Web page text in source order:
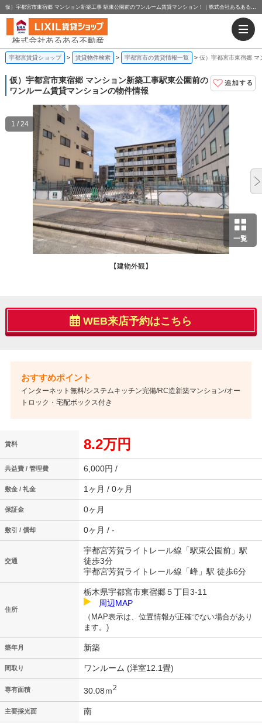
仮）宇都宮市東宿郷 マンション新築工事 駅東公園前のワンルーム賃貸マンション！｜株式会社あるある不動産
宇都宮賃貸ショップ 賃貸物件検索 宇都宮市の賃貸情報一覧 仮）宇都宮市東宿郷 マ
仮）宇都宮市東宿郷 マンション新築工事駅東公園前の
ワンルーム賃貸マンションの物件情報
一覧
【建物外観】
1 / 24
WEB来店予約はこちら
インターネット無料/システムキッチン完備/RC造新築マンション/オー
トロック・宅配ボックス付き
賃料 8.2万円
共益費 / 管理費 6,000円 /
敷金 / 礼金 1ヶ月 / 0ヶ月
保証金 0ヶ月
敷引 / 償却 0ヶ月 / -
交通
宇都宮芳賀ライトレール線「駅東公園前」駅
徒歩3分
宇都宮芳賀ライトレール線「峰」駅 徒歩6分
住所
栃木県宇都宮市東宿郷５丁目3-11
周辺MAP
（MAP表示は、位置情報が正確でない場合があり
ます。)
築年月 新築
間取り ワンルーム (洋室12.1畳)
専有面積 30.08ｍ2
主要採光面 南